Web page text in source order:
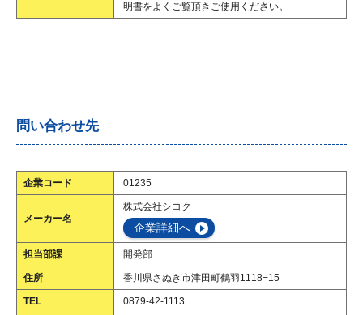
明書をよくご覧頂きご使用ください。
問い合わせ先
企業コード 01235
メーカー名
株式会社シコク
企業詳細へ
担当部課 開発部
住所 香川県さぬき市津田町鶴羽1118−15
TEL 0879-42-1113